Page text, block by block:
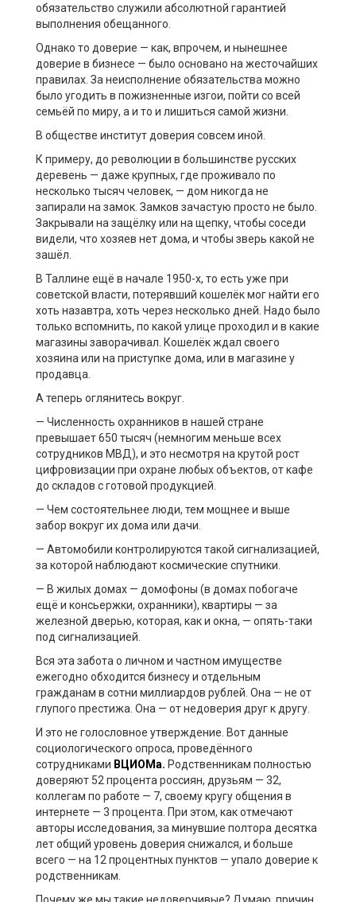
обязательство служили абсолютной гарантией
выполнения обещанного.
Однако то доверие — как, впрочем, и нынешнее
доверие в бизнесе — было основано на жесточайших
правилах. За неисполнение обязательства можно
было угодить в пожизненные изгои, пойти со всей
семьёй по миру, а и то и лишиться самой жизни.
В обществе институт доверия совсем иной.
К примеру, до революции в большинстве русских
деревень — даже крупных, где проживало по
несколько тысяч человек, — дом никогда не
запирали на замок. Замков зачастую просто не было.
Закрывали на защёлку или на щепку, чтобы соседи
видели, что хозяев нет дома, и чтобы зверь какой не
зашёл.
В Таллине ещё в начале 1950-х, то есть уже при
советской власти, потерявший кошелёк мог найти его
хоть назавтра, хоть через несколько дней. Надо было
только вспомнить, по какой улице проходил и в какие
магазины заворачивал. Кошелёк ждал своего
хозяина или на приступке дома, или в магазине у
продавца.
А теперь оглянитесь вокруг.
— Численность охранников в нашей стране
превышает 650 тысяч (немногим меньше всех
сотрудников МВД), и это несмотря на крутой рост
цифровизации при охране любых объектов, от кафе
до складов с готовой продукцией.
— Чем состоятельнее люди, тем мощнее и выше
забор вокруг их дома или дачи.
— Автомобили контролируются такой сигнализацией,
за которой наблюдают космические спутники.
— В жилых домах — домофоны (в домах побогаче
ещё и консьержки, охранники), квартиры — за
железной дверью, которая, как и окна, — опять-таки
под сигнализацией.
Вся эта забота о личном и частном имуществе
ежегодно обходится бизнесу и отдельным
гражданам в сотни миллиардов рублей. Она — не от
глупого престижа. Она — от недоверия друг к другу.
И это не голословное утверждение. Вот данные
социологического опроса, проведённого
сотрудниками ВЦИОМа. Родственникам полностью
доверяют 52 процента россиян, друзьям — 32,
коллегам по работе — 7, своему кругу общения в
интернете — 3 процента. При этом, как отмечают
авторы исследования, за минувшие полтора десятка
лет общий уровень доверия снижался, и больше
всего — на 12 процентных пунктов — упало доверие к
родственникам.